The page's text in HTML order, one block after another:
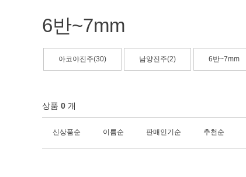
6반~7mm
아코야진주(30) 남양진주(2) 6반~7mm
상품 0 개
신상품순 이름순 판매인기순 추천순